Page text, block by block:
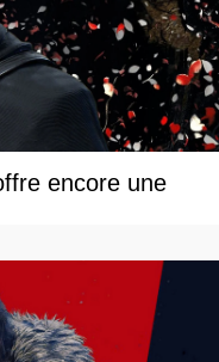
encore une